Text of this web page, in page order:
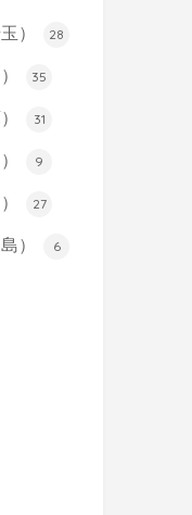
） 28
35
31
9
27
） 6